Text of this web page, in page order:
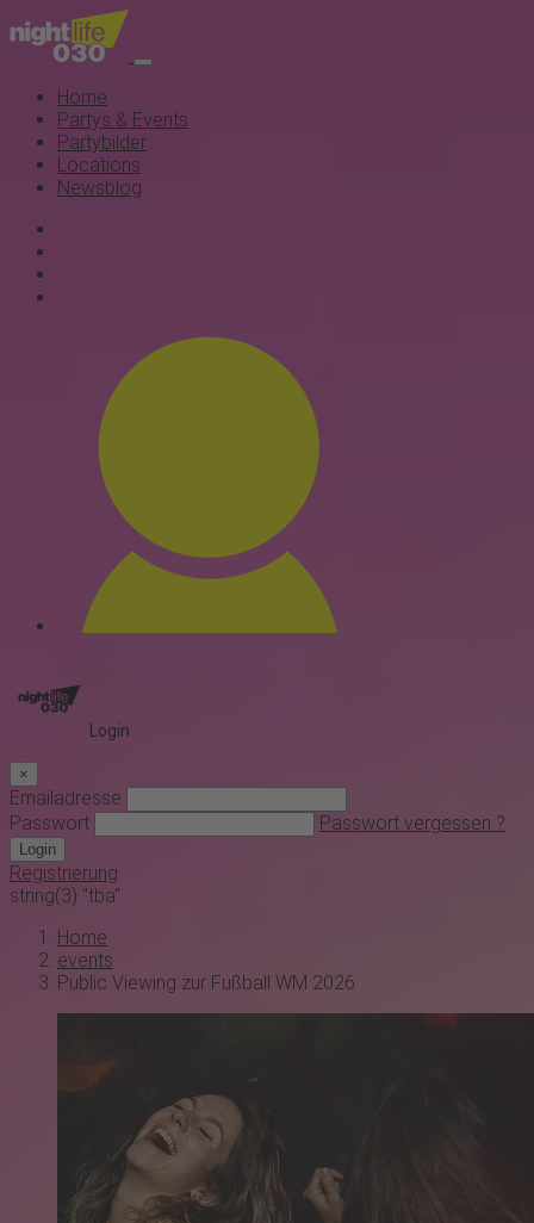
Home
Partys & Events
Partybilder
Locations
Newsblog
Login
×
Emailadresse
Passwort
Passwort vergessen ?
Login
Registrierung
string(3) "tba"
Home
events
Public Viewing zur Fußball WM 2026